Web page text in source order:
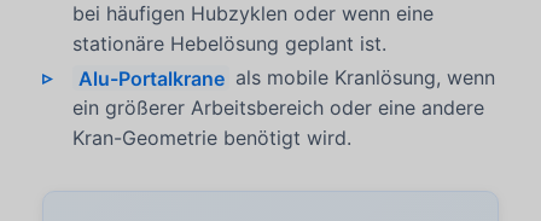
bei häufigen Hubzyklen oder wenn eine
stationäre Hebelösung geplant ist.
Alu-Portalkrane als mobile Kranlösung, wenn
ein größerer Arbeitsbereich oder eine andere
Kran-Geometrie benötigt wird.